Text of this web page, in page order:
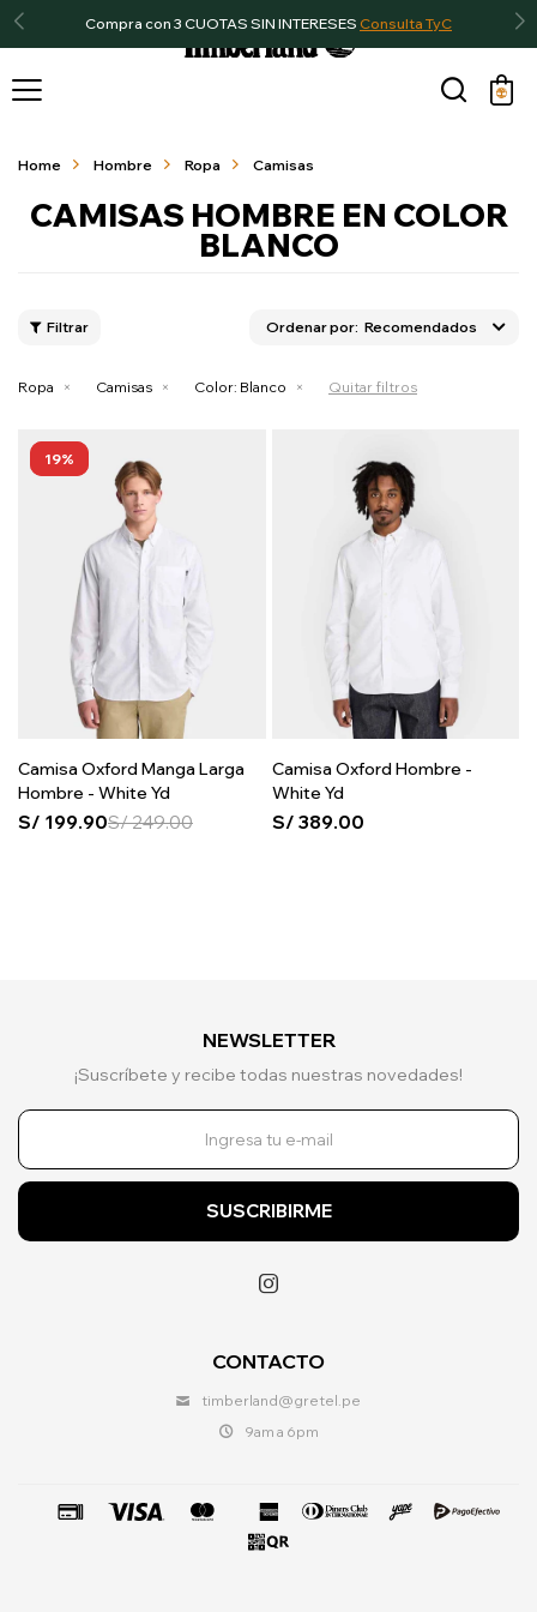
Compra con 3 CUOTAS SIN INTERESES Consulta TyC

Home Hombre Ropa Camisas
CAMISAS HOMBRE EN COLOR
BLANCO
Recomendados
Ropa Camisas Color: Blanco Quitar filtros
19
Camisa Oxford Manga Larga
Hombre - White Yd
S/ 199.90S/249.00
Camisa Oxford Hombre -
White Yd
S/ 389.00
CONTACTO
timberland@gretel.pe
9am a 6pm
NEWSLETTER
¡Suscríbete y recibe todas nuestras novedades!
SUSCRIBIRME
